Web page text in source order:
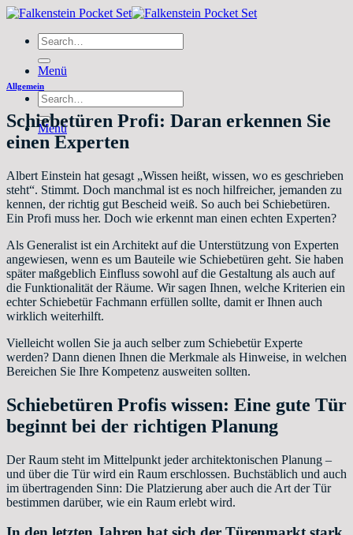
Zum
springenSearch
for:
Menü
Search
for:
Menü
Allgemein
Schiebetüren Profi: Daran erkennen Sie
einen Experten
Albert Einstein hat gesagt „Wissen heißt, wissen, wo es geschrieben
steht“. Stimmt. Doch manchmal ist es noch hilfreicher, jemanden zu
kennen, der richtig gut Bescheid weiß. So auch bei Schiebetüren.
Ein Profi muss her. Doch wie erkennt man einen echten Experten?
Als Generalist ist ein Architekt auf die Unterstützung von Experten
angewiesen, wenn es um Bauteile wie Schiebetüren geht. Sie haben
später maßgeblich Einfluss sowohl auf die Gestaltung als auch auf
die Funktionalität der Räume. Wir sagen Ihnen, welche Kriterien ein
echter Schiebetür Fachmann erfüllen sollte, damit er Ihnen auch
wirklich weiterhilft.
Vielleicht wollen Sie ja auch selber zum Schiebetür Experte
werden? Dann dienen Ihnen die Merkmale als Hinweise, in welchen
Bereichen Sie Ihre Kompetenz ausweiten sollten.
Schiebetüren Profis wissen: Eine gute Tür
beginnt bei der richtigen Planung
Der Raum steht im Mittelpunkt jeder architektonischen Planung –
und über die Tür wird ein Raum erschlossen. Buchstäblich und auch
im übertragenden Sinn: Die Platzierung aber auch die Art der Tür
bestimmen darüber, wie ein Raum erlebt wird.